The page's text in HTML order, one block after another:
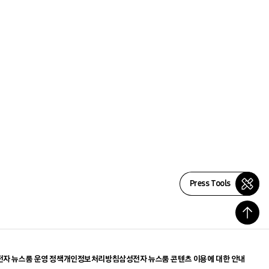
Press Tools
자 뉴스룸 운영 정책개인정보처리방침삼성전자 뉴스룸 콘텐츠 이용에 대한 안내